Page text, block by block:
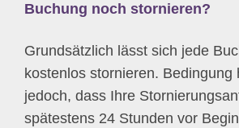
Buchung noch stornieren?
Grundsätzlich lässt sich jede
kostenlos stornieren. Bedingung
jedoch, dass Ihre
spätestens 24 Stunden vor